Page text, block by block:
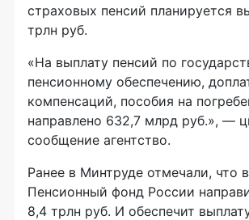
страховых пенсий планируется
трлн руб.
«На выплату пенсий по
пенсионному обеспечению,
компенсаций, пособия на
направлено 632,7 млрд руб.», —
сообщение агентство.
Ранее в Минтруде отмечали, что
Пенсионный фонд России
8,4 трлн руб. И обеспечит